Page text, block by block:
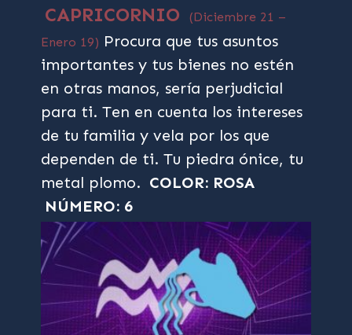
CAPRICORNIO
(Diciembre 21 –
Enero 19) Procura que tus asuntos
importantes y tus bienes no estén
en otras manos, sería perjudicial
para ti. Ten en cuenta los intereses
de tu familia y vela por los que
dependen de ti. Tu piedra ónice, tu
metal plomo. COLOR: ROSA
NÚMERO: 6